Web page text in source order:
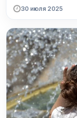
30 июля 2025